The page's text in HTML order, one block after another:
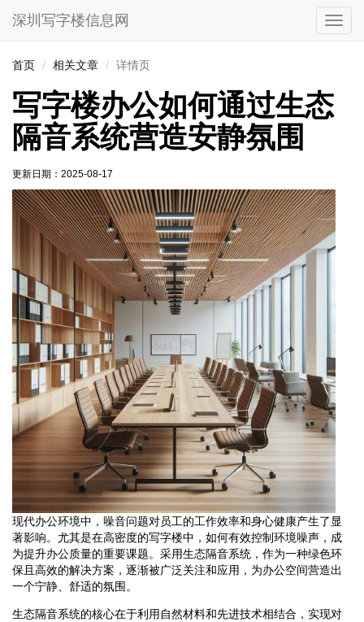
切
换
深圳写字楼信息网
首页 相关文章 详情页
写字楼办公如何通过生态
隔音系统营造安静氛围
更新日期： 2025-08-17
现代办公环境中，噪音问题对员工的工作效率和身心健康产生了显
著影响。尤其是在高密度的写字楼中，如何有效控制环境噪声，成
为提升办公质量的重要课题。采用生态隔音系统，作为一种绿色环
保且高效的解决方案，逐渐被广泛关注和应用，为办公空间营造出
一个宁静、舒适的氛围。
生态隔音系统的核心在于利用自然材料和先进技术相结合，实现对